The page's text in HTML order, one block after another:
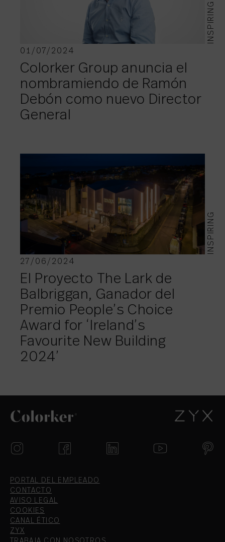
INSPIRING
01/07/2024
Colorker Group anuncia el
nombramiendo de Ramón
Debón como nuevo Director
General
INSPIRING
27/06/2024
El Proyecto The Lark de
Balbriggan, Ganador del
Premio People’s Choice
Award for ‘Ireland’s
Favourite New Building
2024’
PORTAL DEL EMPLEADO
CONTACTO
AVISO LEGAL
COOKIES
CANAL ÉTICO
ZYX